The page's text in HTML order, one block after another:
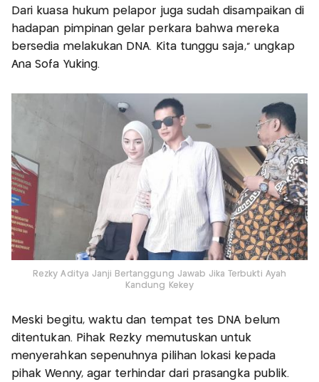
Dari kuasa hukum pelapor juga sudah disampaikan di
hadapan pimpinan gelar perkara bahwa mereka
bersedia melakukan DNA. Kita tunggu saja," ungkap
Ana Sofa Yuking.
Rezky Aditya Janji Bertanggung Jawab Jika Terbukti Ayah
Kandung Kekey
Meski begitu, waktu dan tempat tes DNA belum
ditentukan. Pihak Rezky memutuskan untuk
menyerahkan sepenuhnya pilihan lokasi kepada
pihak Wenny, agar terhindar dari prasangka publik.